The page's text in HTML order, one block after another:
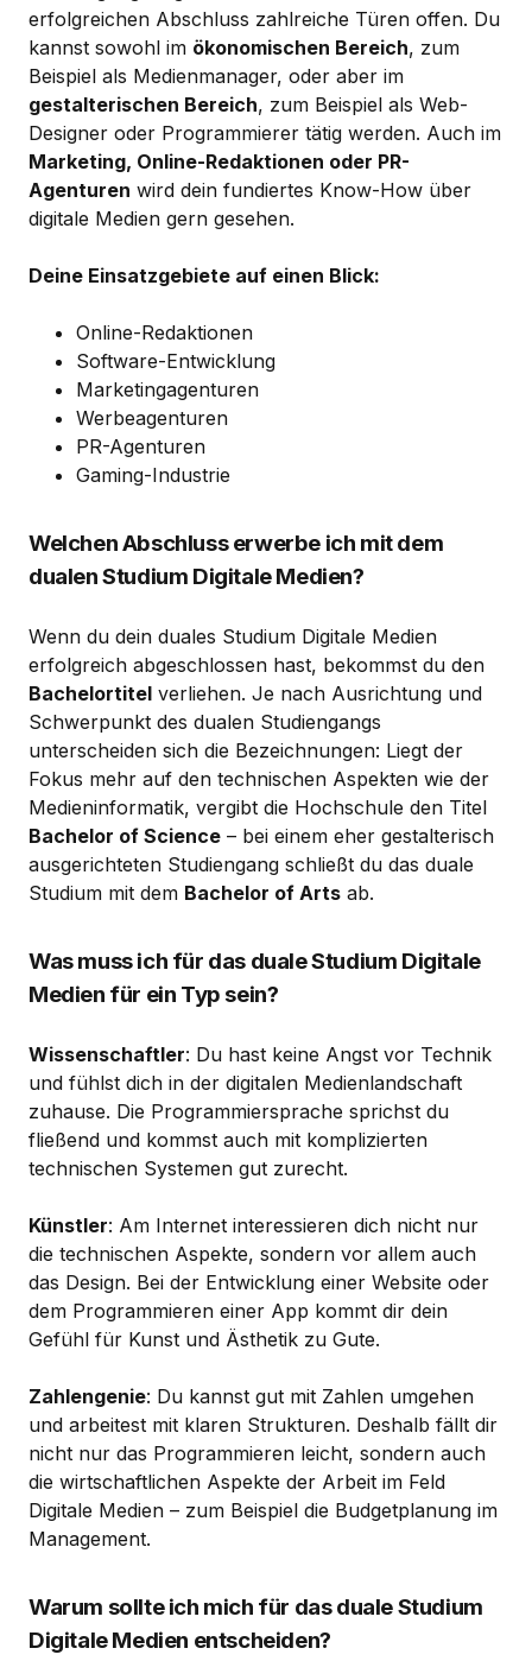
erfolgreichen Abschluss zahlreiche Türen offen. Du
kannst sowohl im ökonomischen Bereich, zum
Beispiel als Medienmanager, oder aber im
gestalterischen Bereich, zum Beispiel als Web-
Designer oder Programmierer tätig werden. Auch im
Marketing, Online-Redaktionen oder PR-
Agenturen wird dein fundiertes Know-How über
digitale Medien gern gesehen.
Deine Einsatzgebiete auf einen Blick:
Online-Redaktionen
Software-Entwicklung
Marketingagenturen
Werbeagenturen
PR-Agenturen
Gaming-Industrie
Welchen Abschluss erwerbe ich mit dem
dualen Studium Digitale Medien?
Wenn du dein duales Studium Digitale Medien
erfolgreich abgeschlossen hast, bekommst du den
Bachelortitel verliehen. Je nach Ausrichtung und
Schwerpunkt des dualen Studiengangs
unterscheiden sich die Bezeichnungen: Liegt der
Fokus mehr auf den technischen Aspekten wie der
Medieninformatik, vergibt die Hochschule den Titel
Bachelor of Science – bei einem eher gestalterisch
ausgerichteten Studiengang schließt du das duale
Studium mit dem Bachelor of Arts ab.
Was muss ich für das duale Studium Digitale
Medien für ein Typ sein?
Wissenschaftler: Du hast keine Angst vor Technik
und fühlst dich in der digitalen Medienlandschaft
zuhause. Die Programmiersprache sprichst du
fließend und kommst auch mit komplizierten
technischen Systemen gut zurecht.
Künstler: Am Internet interessieren dich nicht nur
die technischen Aspekte, sondern vor allem auch
das Design. Bei der Entwicklung einer Website oder
dem Programmieren einer App kommt dir dein
Gefühl für Kunst und Ästhetik zu Gute.
Zahlengenie: Du kannst gut mit Zahlen umgehen
und arbeitest mit klaren Strukturen. Deshalb fällt dir
nicht nur das Programmieren leicht, sondern auch
die wirtschaftlichen Aspekte der Arbeit im Feld
Digitale Medien – zum Beispiel die Budgetplanung im
Management.
Warum sollte ich mich für das duale Studium
Digitale Medien entscheiden?